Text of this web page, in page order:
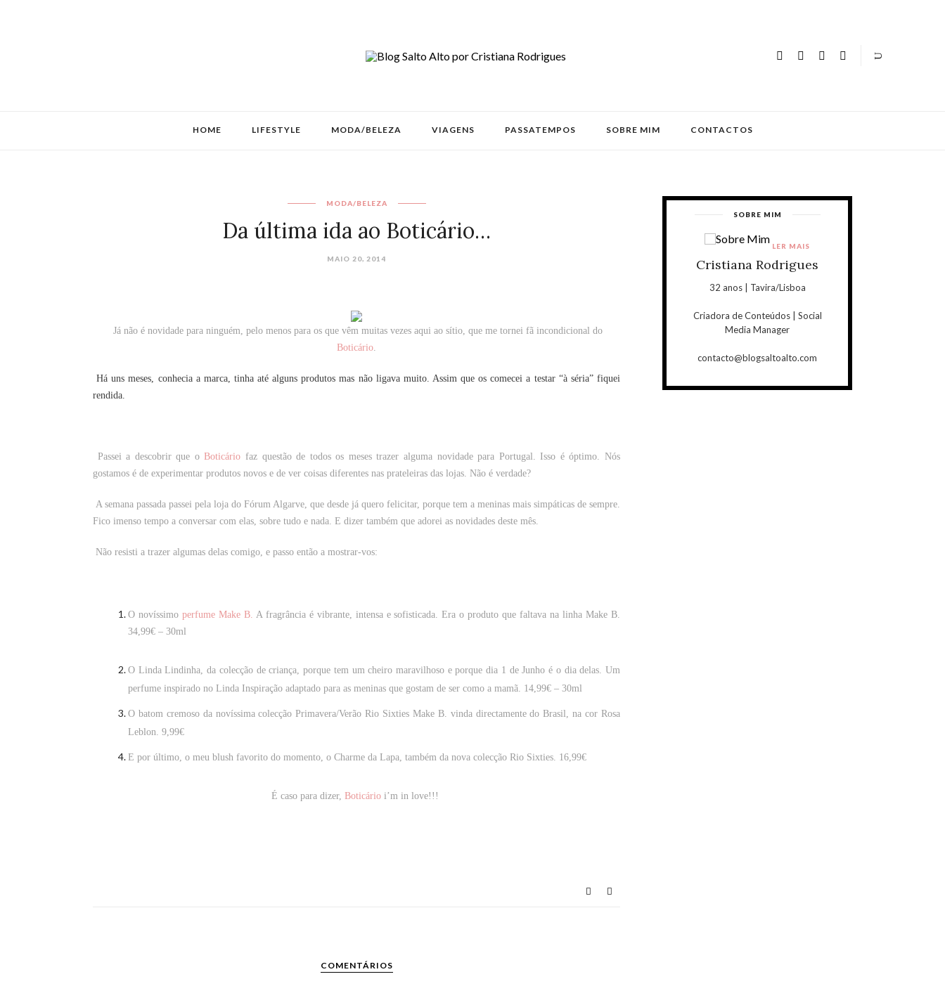
HOME LIFESTYLE MODA/BELEZA VIAGENS PASSATEMPOS SOBRE MIM CONTACTOS
MODA/BELEZA
Da última ida ao Boticário…
MAIO 20, 2014
Já não é novidade para ninguém, pelo menos para os que vêm muitas vezes aqui ao sítio, que me tornei fã incondicional do
Boticário
Há uns meses, conhecia a marca, tinha até alguns produtos mas não ligava muito. Assim que os comecei a testar “à séria” fiquei
rendida.
Passei a descobrir que oBoticário faz questão de todos os meses trazer alguma novidade para Portugal. Isso é óptimo. Nós
gostamos é de experimentar produtos novos e de ver coisas diferentes nas prateleiras das lojas. Não é verdade?
A semana passada passei pela loja do Fórum Algarve, que desde já quero felicitar, porque tem a meninas mais simpáticas de sempre.
Fico imenso tempo a conversar com elas, sobre tudo e nada. E dizer também que adorei as novidades deste mês.
Não resisti a trazer algumas delas comigo, e passo então a mostrar-vos:
O novíssimoperfume Make B. A fragrância é vibrante, intensa e sofisticada.
Era o produto que faltava na linha Make B.
34,99€ – 30ml
O Linda Lindinha , da colecção de criança, porque tem um cheiro maravilhoso e porque dia 1 de Junho é o dia delas. Um
perfume inspirado no Linda Inspiração adaptado para as meninas que gostam de ser como a mamã. 14,99€ – 30ml
O batom cremosoda novíssima colecção Primavera/Verão Rio Sixties Make B. vinda directamente do Brasil, na corRosa
Leblon 9,99€
E por último, o meu blush favorito do momento, o Charme da Lapa , também da nova colecção Rio Sixties. 16,99€
É caso para dizer, Boticário i’m in love!!!
COMENTÁRIOS
SOBRE MIM
Cristiana Rodrigues
32 anos | Tavira/Lisboa
Criadora de Conteúdos | Social
Media Manager
contacto@blogsaltoalto.com
LER MAIS